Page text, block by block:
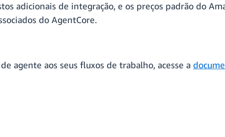
adicionais de integração, e os preços padrão do
do AgentCore.
agente aos seus fluxos de trabalho, acesse a